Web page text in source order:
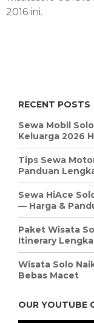
RECENT POSTS
Sewa Mobil
Keluarga 2026
Tips Sewa
Panduan
Sewa HiAce
— Harga &
Paket Wisata
Itinerary
Wisata Solo
Bebas Macet
2016 ini.
OUR YOUTUBE